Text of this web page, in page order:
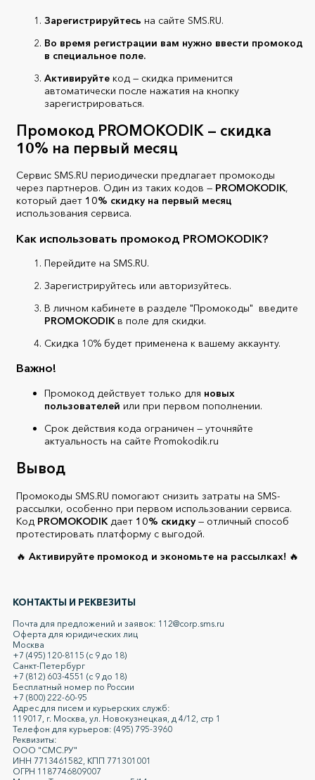
КОНТАКТЫ И РЕКВЕЗИТЫ
Почта для предложений и заявок: 112@corp.sms.ru
Оферта для юридических лиц
Москва
+7 (495) 120-8115 (с 9 до 18)
Санкт-Петербург
+7 (812) 603-4551 (с 9 до 18)
Бесплатный номер по России
+7 (800) 222-60-95
Адрес для писем и курьерских служб:
119017, г. Москва, ул. Новокузнецкая, д 4/12, стр 1
Телефон для курьеров: (495) 795-3960
Реквизиты:
ООО "СМС.РУ"
ИНН 7713461582, КПП 771301001
ОГРН 1187746809007
Зарегистрируйтесь на сайте SMS.RU.
Во время региcтрации вам нужно ввести промокод
в специальное поле.
Активируйте код — скидка применится
автоматически после нажатия на кнопку
зарегистрироваться.
Промокод PROMOKODIK — скидка
10% на первый месяц
Сервис SMS.RU периодически предлагает промокоды
через партнеров. Один из таких кодов — PROMOKODIK,
который дает 10% скидку на первый месяц
использования сервиса.
Как использовать промокод PROMOKODIK?
Перейдите на SMS.RU.
Зарегистрируйтесь или авторизуйтесь.
В личном кабинете в разделе "Промокоды" введите
PROMOKODIKв поле для скидки.
Скидка 10% будет применена к вашему аккаунту.
Важно!
Промокод действует только для новых
пользователей или при первом пополнении.
Срок действия кода ограничен — уточняйте
актуальность на сайте Promokodik.ru
Вывод
Промокоды SMS.RU помогают снизить затраты на SMS-
рассылки, особенно при первом использовании сервиса.
Код PROMOKODIKдает 10% скидку — отличный способ
протестировать платформу с выгодой.
🔥 Активируйте промокод и экономьте на рассылках! 🔥